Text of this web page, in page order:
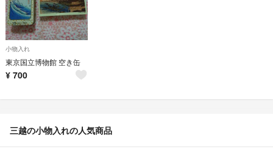
小物入れ
東京国立博物館 空き缶
¥ 700
三越の小物入れの人気商品